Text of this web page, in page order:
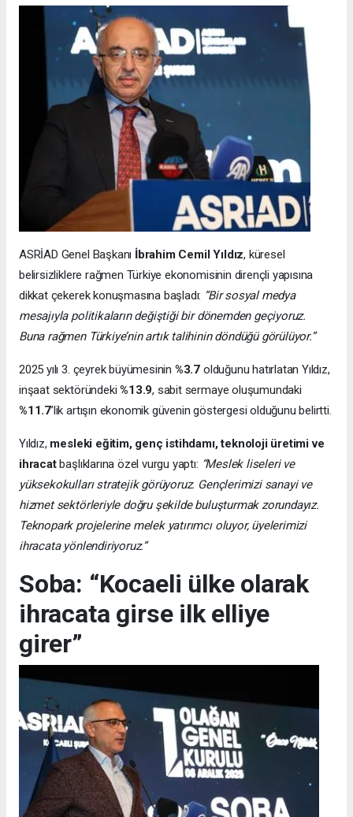
ASRİAD Genel Başkanı İbrahim Cemil Yıldız, küresel
belirsizliklere rağmen Türkiye ekonomisinin dirençli yapısına
dikkat çekerek konuşmasına başladı: “Bir sosyal medya
mesajıyla politikaların değiştiği bir dönemden geçiyoruz.
Buna rağmen Türkiye’nin artık talihinin döndüğü görülüyor.”
2025 yılı 3. çeyrek büyümesinin %3.7 olduğunu hatırlatan Yıldız,
inşaat sektöründeki%13.9, sabit sermaye oluşumundaki
%11.7’lik artışın ekonomik güvenin göstergesi olduğunu belirtti.
Yıldız, mesleki eğitim, genç istihdamı, teknoloji üretimi ve
ihracatbaşlıklarına özel vurgu yaptı: “Meslek liseleri ve
yüksekokulları stratejik görüyoruz. Gençlerimizi sanayi ve
hizmet sektörleriyle doğru şekilde buluşturmak zorundayız.
Teknopark projelerine melek yatırımcı oluyor, üyelerimizi
ihracata yönlendiriyoruz.”
Soba: “Kocaeli ülke olarak
ihracata girse ilk elliye
girer”